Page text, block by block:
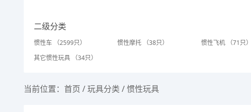
二级分类
惯性车 （2599只） 惯性摩托 （38只） 惯性飞机 （71只）
其它惯性玩具 （34只）
当前位置： 首页 /玩具分类 /惯性玩具